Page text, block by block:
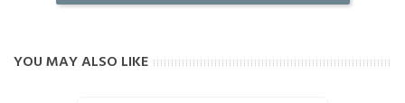
YOU MAY ALSO LIKE